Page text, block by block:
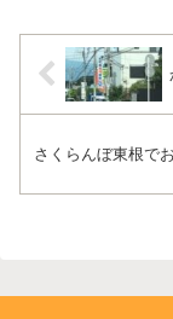
さくらんぼ東根で